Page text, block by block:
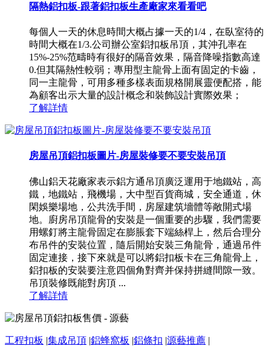
隔熱鋁扣板-跟著鋁扣板生產廠家來看看吧
每個人一天的休息時間大概占據一天的1/4，在臥室待的
時間大概在1/3.公司辦公室鋁扣板吊頂，其沖孔率在
15%-25%范疇時有很好的隔音效果，隔音降噪指數高達
0.但其隔熱性較弱；專用型主龍骨上面有固定的卡齒，
同一主龍骨，可用多種多樣表面規格開展靈便配搭，能
為顧客出示大量的設計概念和裝飾設計實際效果；
了解詳情
房屋吊頂鋁扣板圖片-房屋裝修要不要安裝吊頂
佛山鋁天花廠家表示鋁方通吊頂廣泛運用于地鐵站，高
鐵，地鐵站，飛機場，大中型百貨商城，安全通道，休
閑娛樂場地，公共洗手間，房屋建筑墻體等敞開式場
地。廚房吊頂龍骨的安裝是一個重要的步驟，我們需要
用螺釘將主龍骨固定在膨脹套下端絲桿上，然后合理分
布吊件的安裝位置，隨后開始安裝三角龍骨，通過吊件
固定連接，接下來就是可以將鋁扣板卡在三角龍骨上，
鋁扣板的安裝要注意四個角對齊并保持拼縫間隙一致。
吊頂裝修既能對房頂 ...
了解詳情
工程扣板 |集成吊頂 |鋁蜂窩板 |鋁條扣 |源藝推薦 |